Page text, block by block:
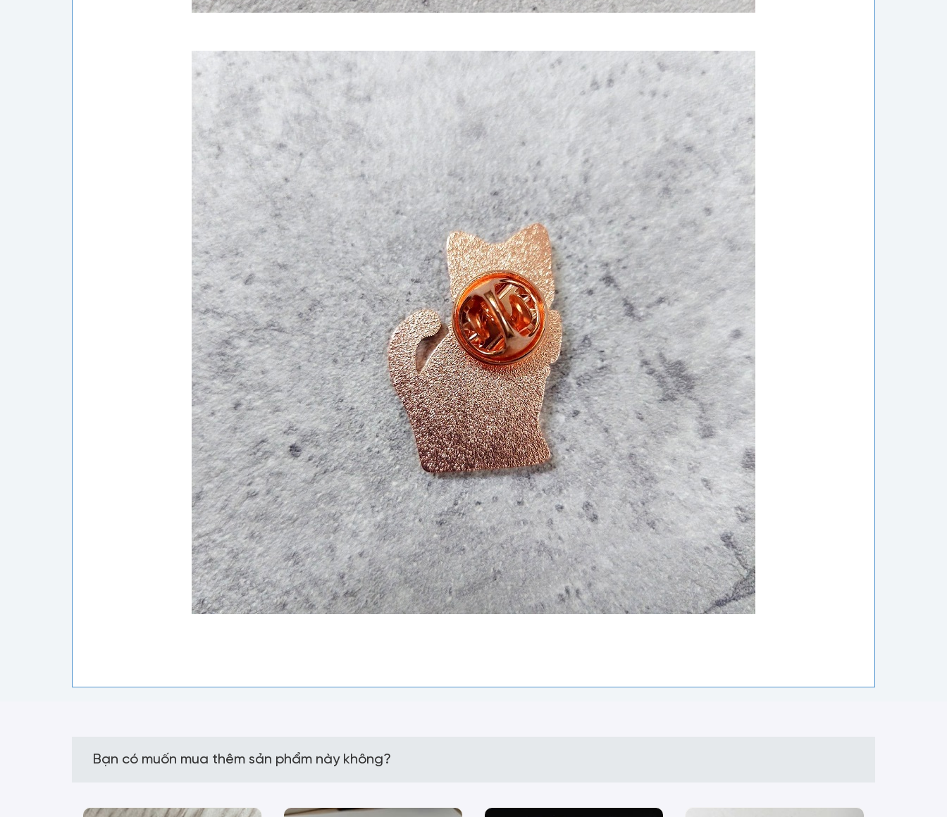
Bạn có muốn mua thêm sản phẩm này không?